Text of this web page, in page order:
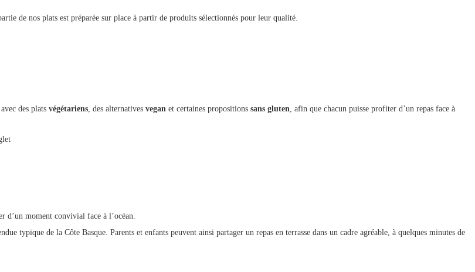
de nos plats est préparée sur place à partir de produits sélectionnés pour leur qualité.
des plats végétariens, des alternatives vegan et certaines propositions sans gluten, afin que chacun puisse profiter d’un repas face à
moment convivial face à l’océan.
typique de la Côte Basque. Parents et enfants peuvent ainsi partager un repas en terrasse dans un cadre agréable, à quelques minutes de